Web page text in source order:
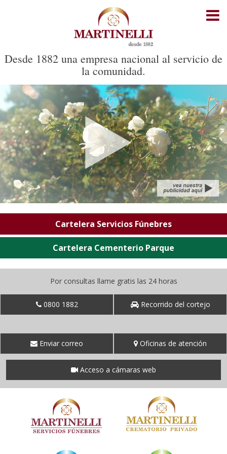
Inicio
Cartelera Servicios Fúnebres
Cartelera Cementerio Parque
Recorrido del cortejo
Noticias
Oficinas
Contacto
Desde 1882 una empresa nacional al servicio de
la comunidad.
Cartelera Servicios Fúnebres
Cartelera Cementerio Parque
Por consultas llame gratis las 24 horas
0800 1882
Enviar correo
Recorrido del cortejo
Oficinas de atención
Acceso a cámaras web